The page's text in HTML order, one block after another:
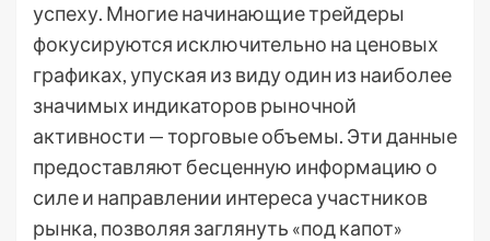
успеху. Многие начинающие трейдеры
фокусируются исключительно на ценовых
графиках, упуская из виду один из наиболее
значимых индикаторов рыночной
активности — торговые объемы. Эти данные
предоставляют бесценную информацию о
силе и направлении интереса участников
рынка, позволяя заглянуть «под капот»